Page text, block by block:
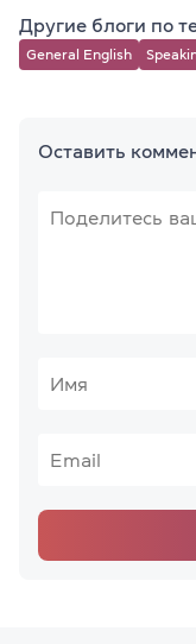
Другие блоги по
General English
Оставить